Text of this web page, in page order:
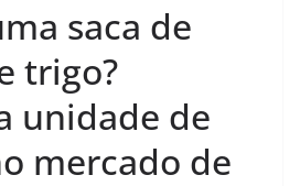
saca de
trigo?
unidade de
mercado de